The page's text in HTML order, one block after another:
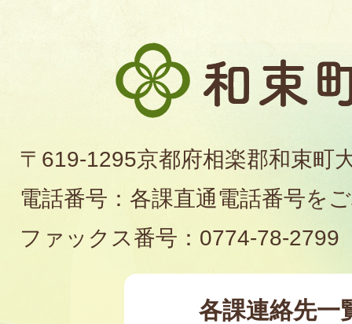
和
束
役
場
〒619-1295京都府相楽郡和束町
電話番号：各課直通電話番号を
ファックス番号：0774-78-2799
各課連絡先一